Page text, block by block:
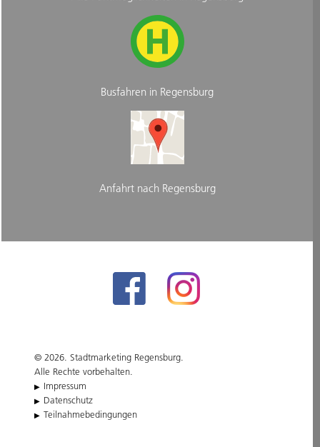
Busfahren in Regensburg
Anfahrt nach Regensburg
© 2026. Stadtmarketing Regensburg.
Alle Rechte vorbehalten.
Impressum
Datenschutz
Teilnahmebedingungen